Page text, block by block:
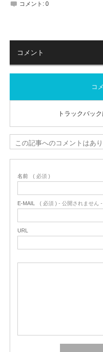
コメント: 0
コメント
コ
トラックバッ
この記事へのコメントはあり
名前 ( 必須 )
E-MAIL ( 必須 ) - 公開されません -
URL